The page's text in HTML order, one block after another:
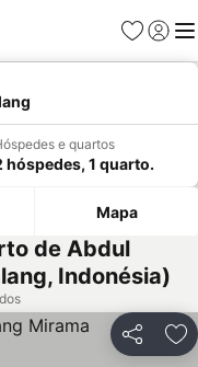
Favoritos
Iniciar
e quartos
hóspedes, 1 quarto.
Mapa
de Abdul
Indonésia)
Partilhar